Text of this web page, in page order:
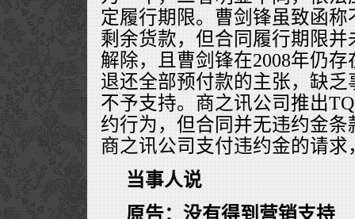
定履行期限。曹剑锋虽致函
剩余货款，但合同履行期限
解除，且曹剑锋在2008年仍
退还全部预付款的主张，缺
不予支持。商之讯公司推出
约行为，但合同并无违约金
商之讯公司支付违约金的请
当事人说
原告：没有得到营销支持